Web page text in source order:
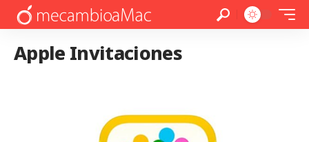
Apple Invitaciones